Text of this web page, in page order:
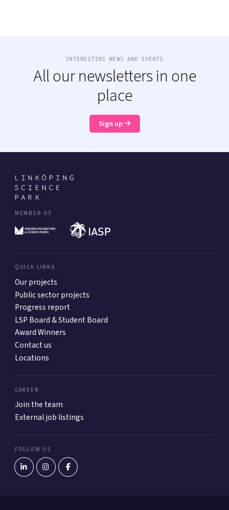
INTERESTING NEWS AND EVENTS
All our newsletters in one
place
Sign up
MEMBER OF
QUICK LINKS
Our projects
Public sector projects
Progress report
LSP Board & Student Board
Award Winners
Contact us
Locations
CAREER
Join the team
External job listings
FOLLOW US